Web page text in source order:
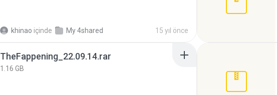
khinao içinde My 4shared 15 yıl önce
TheFappening_22.09.14.rar
1.16 GB